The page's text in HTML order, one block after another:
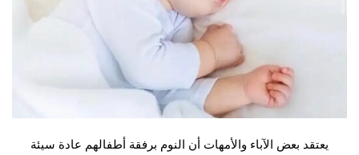
يعتقد بعض الآباء والأمهات أن النوم برفقة أطفالهم عادة سيئة